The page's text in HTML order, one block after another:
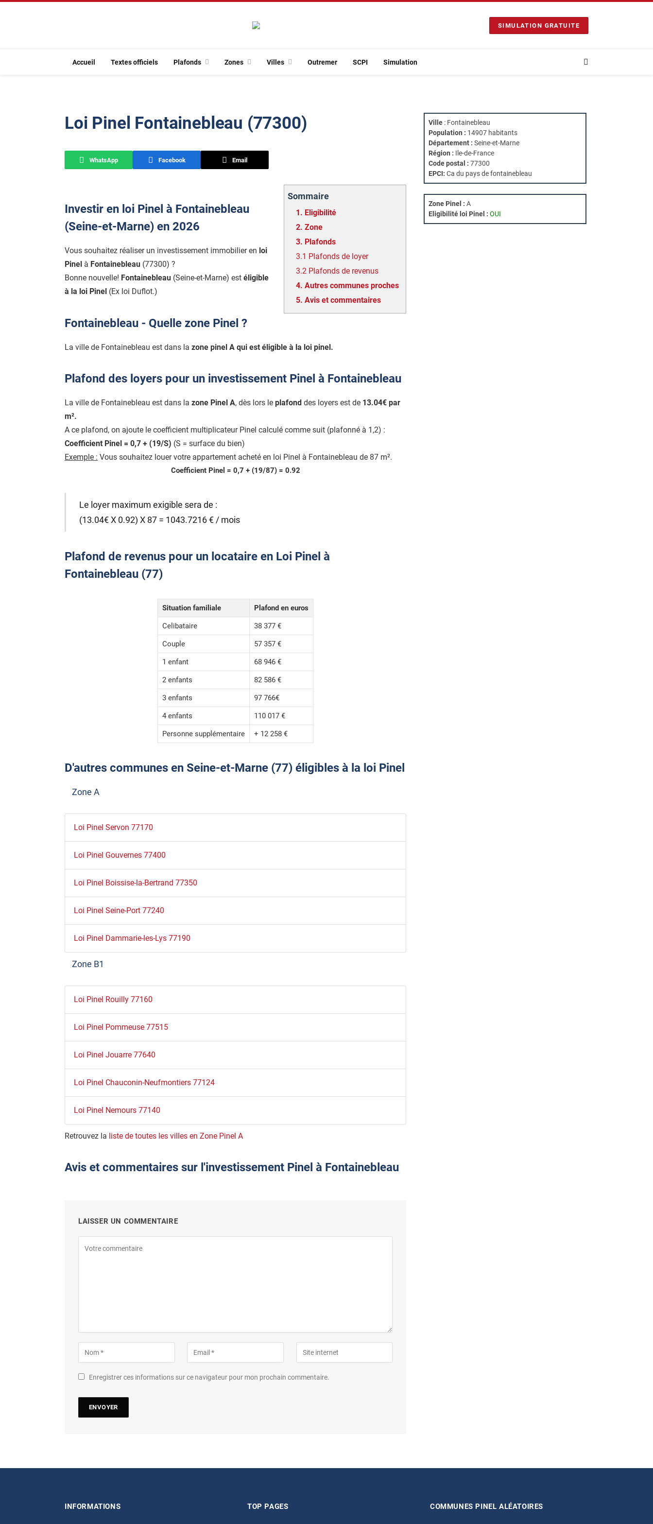
SIMULATION GRATUITE
Accueil Textes officiels Plafonds Zones Villes Outremer SCPI Simulation
Loi Pinel Fontainebleau (77300)
WhatsApp Facebook Email
Sommaire
1. Eligibilité
2. Zone
3. Plafonds
3.1 Plafonds de loyer
3.2 Plafonds de revenus
4. Autres communes proches
5. Avis et commentaires
Investir en loi Pinel à Fontainebleau
(Seine-et-Marne) en 2026
Vous souhaitez réaliser un investissement immobilier en loi
Pinel à Fontainebleau (77300) ?
Bonne nouvelle! Fontainebleau (Seine-et-Marne) est éligible
à la loi Pinel (Ex loi Duflot.)
Fontainebleau - Quelle zone Pinel ?
La ville de Fontainebleau est dans la zone pinel A qui est éligible à la loi pinel.
Plafond des loyers pour un investissement Pinel à Fontainebleau
La ville de Fontainebleau est dans la zone Pinel A, dès lors le plafond des loyers est de 13.04€ par
m².
A ce plafond, on ajoute le coefficient multiplicateur Pinel calculé comme suit (plafonné à 1,2) :
Coefficient Pinel = 0,7 + (19/S) (S = surface du bien)
Exemple : Vous souhaitez louer votre appartement acheté en loi Pinel à Fontainebleau de 87 m².
Coefficient Pinel = 0,7 + (19/87) = 0.92
Le loyer maximum exigible sera de :
(13.04€ X 0.92) X 87 = 1043.7216 € / mois
Plafond de revenus pour un locataire en Loi Pinel à
Fontainebleau (77)
Situation familiale Plafond en euros
Celibataire 38 377 €
Couple 57 357 €
1 enfant 68 946 €
2 enfants 82 586 €
3 enfants 97 766€
4 enfants 110 017 €
Personne supplémentaire + 12 258 €
D'autres communes en Seine-et-Marne (77) éligibles à la loi Pinel
Zone A
Loi Pinel Servon 77170
Loi Pinel Gouvernes 77400
Loi Pinel Boissise-la-Bertrand 77350
Loi Pinel Seine-Port 77240
Loi Pinel Dammarie-les-Lys 77190
Zone B1
Loi Pinel Rouilly 77160
Loi Pinel Pommeuse 77515
Loi Pinel Jouarre 77640
Loi Pinel Chauconin-Neufmontiers 77124
Loi Pinel Nemours 77140
Retrouvez la liste de toutes les villes en Zone Pinel A
Avis et commentaires sur l'investissement Pinel à Fontainebleau
LAISSER UN COMMENTAIRE
Enregistrer ces informations sur ce navigateur pour mon prochain commentaire.
Ville : Fontainebleau
Population : 14907 habitants
Département : Seine-et-Marne
Région : Ile-de-France
Code postal : 77300
EPCI: Ca du pays de fontainebleau
Zone Pinel : A
Eligibilité loi Pinel : OUI
INFORMATIONS TOP PAGES COMMUNES PINEL ALÉATOIRES